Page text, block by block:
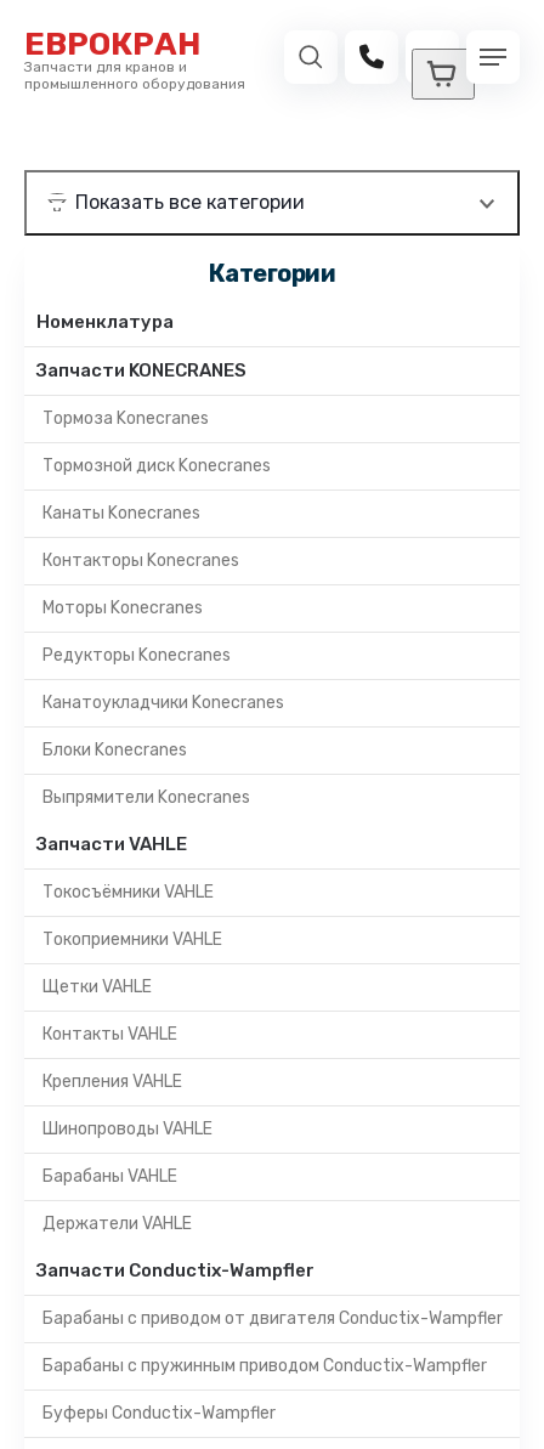
ЕВРОКРАН
Запчасти для кранов и
промышленного оборудования
Категории
Номенклатура
Запчасти KONECRANES
Тормоза Konecranes
Тормозной диск Konecranes
Канаты Konecranes
Контакторы Konecranes
Моторы Konecranes
Редукторы Konecranes
Канатоукладчики Konecranes
Блоки Konecranes
Выпрямители Konecranes
Запчасти VAHLE
Токосъёмники VAHLE
Токоприемники VAHLE
Щетки VAHLE
Контакты VAHLE
Крепления VAHLE
Шинопроводы VAHLE
Барабаны VAHLE
Держатели VAHLE
Запчасти Conductix-Wampfler
Барабаны с приводом от двигателя Conductix-Wampfler
Барабаны с пружинным приводом Conductix-Wampfler
Буферы Conductix-Wampfler